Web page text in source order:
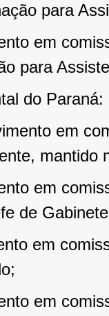
para
em
para
do Paraná:
em
mantido
em
de
em
em